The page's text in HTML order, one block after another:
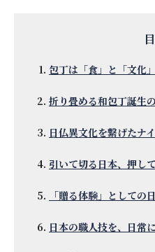
包丁は「食」と「文化
折り畳める和包丁誕生
日仏異文化を繋げたナ
引いて切る日本、押し
「贈る体験」としての
日本の職人技を、日常